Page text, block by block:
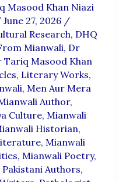
Masood Khan Niazi
June 27, 2026 /
Research, DHQ
Mianwali, Dr
Tariq Masood Khan
, Literary Works,
, Men Aur Mera
Author,
Culture, Mianwali
Historian,
, Mianwali
, Mianwali Poetry,
Pakistani Authors,